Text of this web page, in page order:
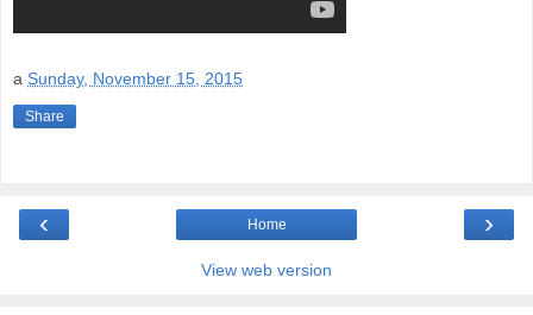
a Sunday, November 15, 2015
Share
‹ ›
Home
View web version